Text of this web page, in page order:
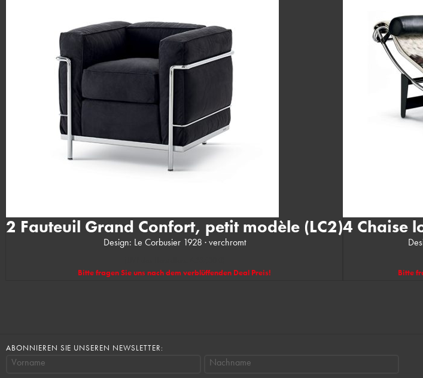
2 Fauteuil Grand Confort, petit modèle (LC2)
Design: Le Corbusier 1928 · verchromt
Bitte fragen Sie uns nach dem verblüffenden Deal Preis!
4 Chaise
Bitte
ABONNIEREN SIE UNSEREN NEWSLETTER:
Vorname
Nachname